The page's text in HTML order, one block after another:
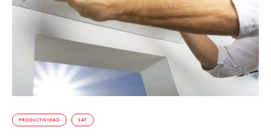
PRODUCTIVIDAD SAT